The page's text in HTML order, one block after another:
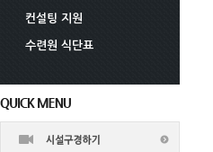
컨설팅 지원
수련원 식단표